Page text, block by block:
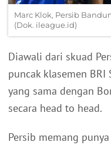
Marc Klok, Persib
(Dok. ileague.id)
Diawali dari skuad
puncak klasemen
yang sama dengan
secara head to head.
Persib memang